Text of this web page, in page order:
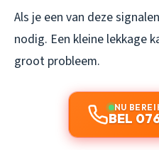
Als je een van deze
nodig. Een kleine lekkage
groot probleem.
NU
BEL